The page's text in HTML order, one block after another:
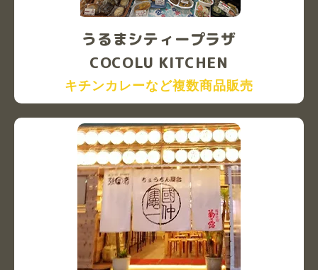
うるまシティープラザ
COCOLU KITCHEN
キチンカレーなど複数商品販売